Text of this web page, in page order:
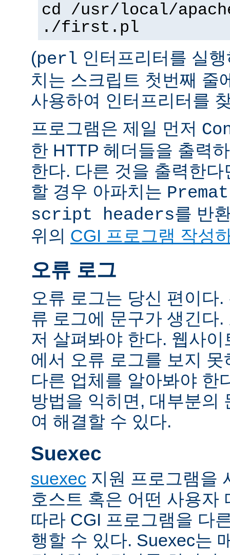
cd /usr/local/
./first.pl
(perl 인터프리터를 실
치는 스크립트 첫번째 줄
사용하여 인터프리터를
프로그램은 제일 먼저
한 HTTP 헤더들을 출력
한다. 다른 것을 출력한
할 경우 아파치는
script headers를 반
위의 CGI 프로그램 작성
오류 로그
오류 로그는 당신 편이다
류 로그에 문구가 생긴다
저 살펴봐야 한다. 웹사
에서 오류 로그를 보지
다른 업체를 알아봐야 한
방법을 익히면, 대부분의
여 해결할 수 있다.
Suexec
suexec 지원 프로그램을
호스트 혹은 어떤 사용자
따라 CGI 프로그램을 다
행할 수 있다. Suexec는